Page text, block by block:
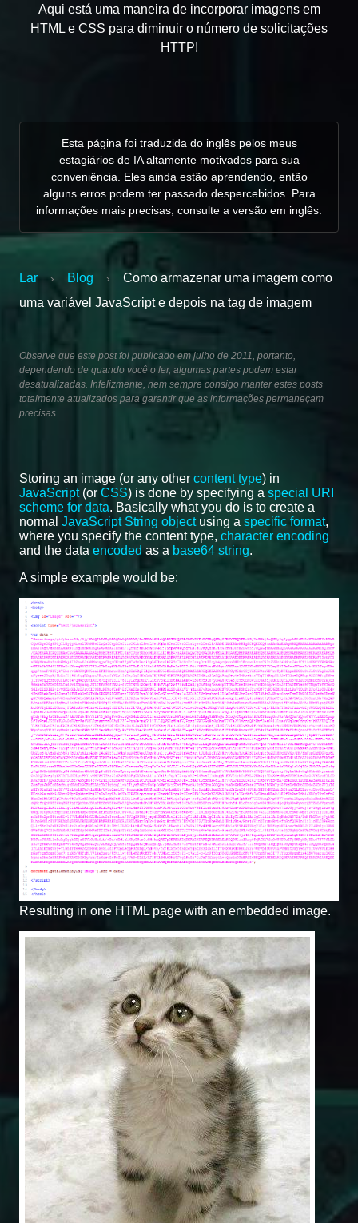
Aqui está uma maneira de incorporar imagens em
HTML e CSS para diminuir o número de solicitações
HTTP!
Esta página foi traduzida do inglês pelos meus
estagiários de IA altamente motivados para sua
conveniência. Eles ainda estão aprendendo, então
alguns erros podem ter passado despercebidos. Para
informações mais precisas, consulte a versão em inglês.
Lar › Blog ›
Como armazenar uma imagem como
uma variável JavaScript e depois na tag de imagem
Observe que este post foi publicado em julho de 2011, portanto,
dependendo de quando você o ler, algumas partes podem estar
desatualizadas. Infelizmente, nem sempre consigo manter estes posts
totalmente atualizados para garantir que as informações permaneçam
precisas.
Storing an image (or any other content type) in
JavaScript(or CSS) is done by specifying a special URI
scheme for data. Basically what you do is to create a
normal JavaScript String objectusing a specific format,
where you specify the content type, character encoding
and the data encoded as a base64 string.
A simple example would be:
Resulting in one HTML page with an embedded image.